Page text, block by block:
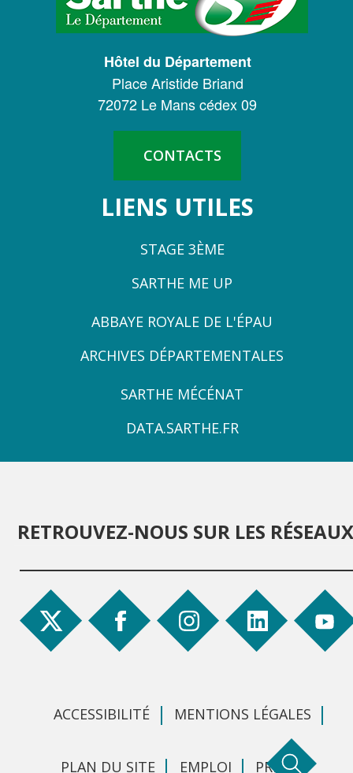
CONSEIL
DÉPARTEMENTAL
SARTHE
Hôtel du Département
Place Aristide Briand
72072 Le Mans cédex 09
CONTACTS
LIENS UTILES
STAGE 3ÈME
SARTHE ME UP
ZONEABBAYE ROYALE DE L'ÉPAU
ARCHIVES DÉPARTEMENTALES
SARTHE MÉCÉNAT
DATA.SARTHE.FR
RETROUVEZ-NOUS SUR LES RÉSEAUX
ACCESSIBILITÉ MENTIONS LÉGALES
PLAN DU SITE EMPLOI PRESSE